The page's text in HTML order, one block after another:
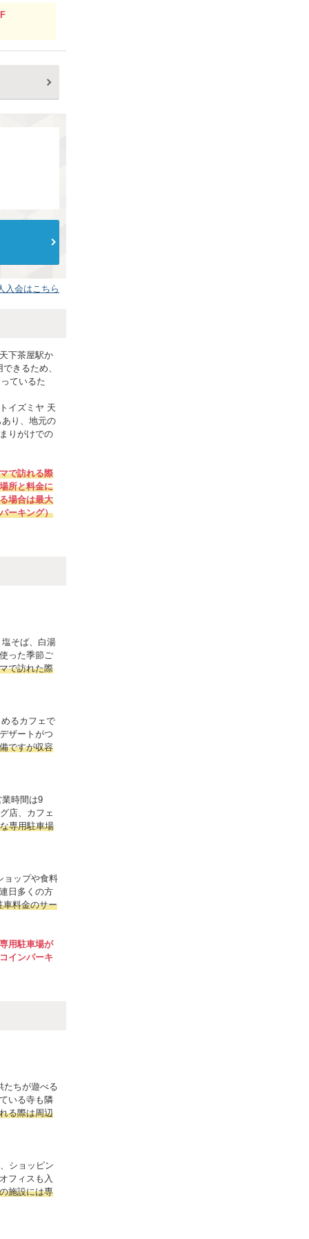
入会はこちら
下茶屋駅か
きるため、
ているた
イズミヤ 天
り、地元の
りがけでの
で訪れる際
所と料金に
場合は最大
ーキング）
そば、白湯
った季節ご
で訪れた際
るカフェで
ザートがつ
ですが収容
業時間は9
店、カフェ
専用駐車場
ョップや食料
日多くの方
車料金のサー
用駐車場が
インパーキ
たちが遊べる
いる寺も隣
る際は周辺
ショッピン
フィスも入
施設には専